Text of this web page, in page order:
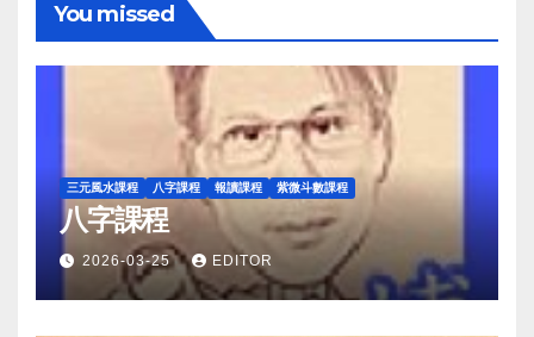
You missed
三元風水課程 八字課程 報讀課程 紫微斗數課程
八字課程
2026-03-25 EDITOR